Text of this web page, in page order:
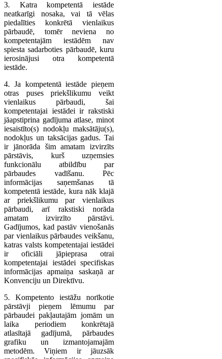
3. Katra kompetentā iestāde
neatkarīgi nosaka, vai tā vēlas
piedalīties konkrētā vienlaikus
pārbaudē, tomēr neviena no
kompetentajām iestādēm nav
spiesta sadarboties pārbaudē, kuru
ierosinājusi otra kompetentā
iestāde.
4. Ja kompetentā iestāde pieņem
otras puses priekšlikumu veikt
vienlaikus pārbaudi, šai
kompetentajai iestādei ir rakstiski
jāapstiprina gadījuma atlase, minot
iesaistīto(s) nodokļu maksātāju(s),
nodokļus un taksācijas gadus. Tai
ir jānorāda šim amatam izvirzīts
pārstāvis, kurš uzņemsies
funkcionālu atbildību par
pārbaudes vadīšanu. Pēc
informācijas saņemšanas tā
kompetentā iestāde, kura nāk klajā
ar priekšlikumu par vienlaikus
pārbaudi, arī rakstiski norāda
amatam izvirzīto pārstāvi.
Gadījumos, kad pastāv vienošanās
par vienlaikus pārbaudes veikšanu,
katras valsts kompetentajai iestādei
ir oficiāli jāpieprasa otrai
kompetentajai iestādei specifiskas
informācijas apmaiņa saskaņā ar
Konvenciju un Direktīvu.
5. Kompetento iestāžu norīkotie
pārstāvji pieņem lēmumu par
pārbaudei pakļautajām jomām un
laika periodiem konkrētajā
atlasītajā gadījumā, pārbaudes
grafiku un izmantojamajām
metodēm. Viņiem ir jāuzsāk